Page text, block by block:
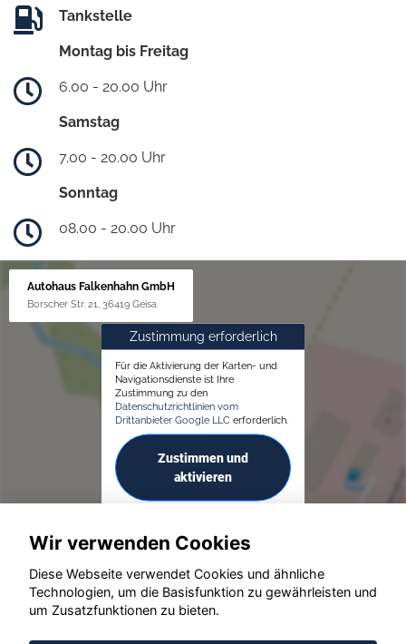
Tankstelle
Montag bis Freitag
6.00 - 20.00 Uhr
Samstag
7.00 - 20.00 Uhr
Sonntag
08.00 - 20.00 Uhr
Autohaus Falkenhahn GmbH
Borscher Str. 21, 36419 Geisa
Zustimmung erforderlich
Für die Aktivierung der Karten- und
Navigationsdienste ist Ihre
Zustimmung zu den
Datenschutzrichtlinien vom
Drittanbieter Google LLC erforderlich.
Zustimmen und
aktivieren
© konjunkturmotor.de GmbH 2020 - 2026
Wir verwenden Cookies
Diese Webseite verwendet Cookies und ähnliche
Technologien, um die Basisfunktion zu gewährleisten und
um Zusatzfunktionen zu bieten.